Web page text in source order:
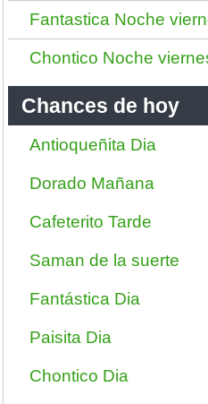
Fantastica Noche
Chontico Noche
Chances de hoy
Antioqueñita Dia
Dorado Mañana
Cafeterito Tarde
Saman de la suerte
Fantástica Dia
Paisita Dia
Chontico Dia